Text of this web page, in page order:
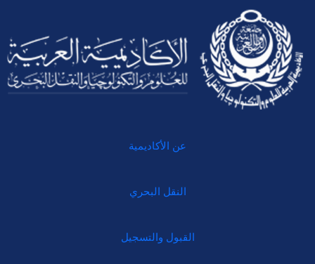
عن الأكاديمية
النقل البحري
القبول والتسجيل